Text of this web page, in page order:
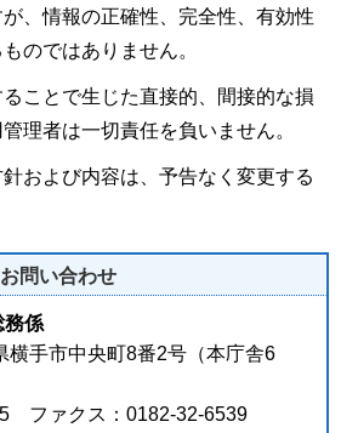
、情報の正確性、完全性、有効性
のではありません。
ことで生じた直接的、間接的な損
理者は一切責任を負いません。
および内容は、予告なく変更する
お問い合わせ
務係
手市中央町8番2号（本庁舎6
ファクス：0182-32-6539